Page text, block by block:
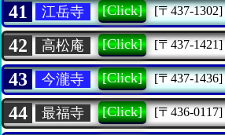
41 江岳寺 [Click] [〒437-1302]
42 高松庵 [Click] [〒437-1421]
43 今瀧寺 [Click] [〒437-1436]
44 最福寺 [Click] [〒436-0117]